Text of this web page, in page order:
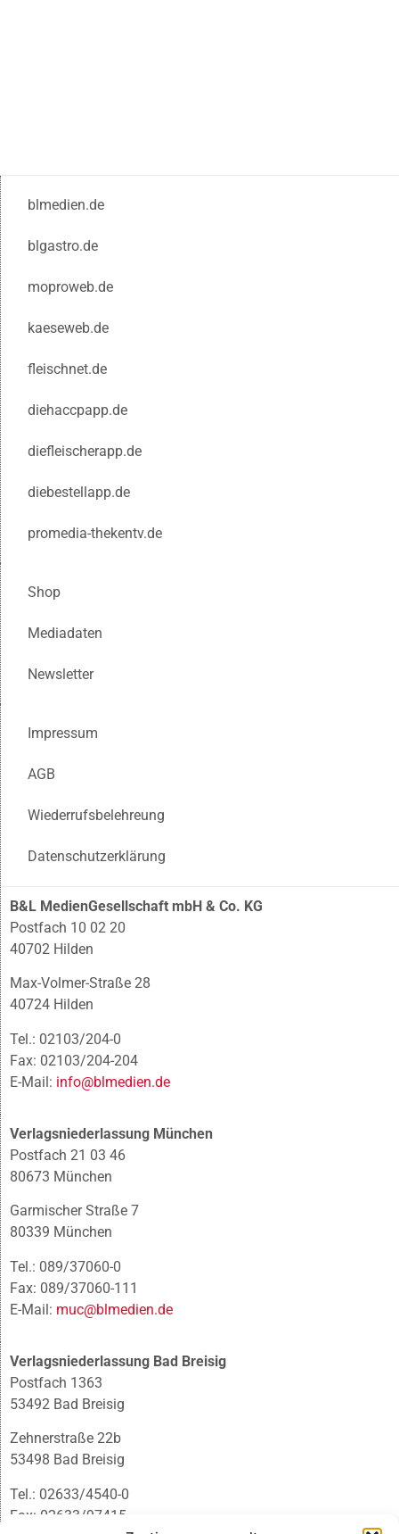
blmedien.de
blgastro.de
moproweb.de
kaeseweb.de
fleischnet.de
diehaccpapp.de
diefleischerapp.de
diebestellapp.de
promedia-thekentv.de
Shop
Mediadaten
Newsletter
Impressum
AGB
Wiederrufsbelehreung
Datenschutzerklärung
B&L MedienGesellschaft mbH & Co. KG
Postfach 10 02 20
40702 Hilden
Max-Volmer-Straße 28
40724 Hilden
Tel.: 02103/204-0
Fax: 02103/204-204
E-Mail: info@blmedien.de
Verlagsniederlassung München
Postfach 21 03 46
80673 München
Garmischer Straße 7
80339 München
Tel.: 089/37060-0
Fax: 089/37060-111
E-Mail: muc@blmedien.de
Verlagsniederlassung Bad Breisig
Postfach 1363
53492 Bad Breisig
Zehnerstraße 22b
53498 Bad Breisig
Tel.: 02633/4540-0
Fax: 02633/97415